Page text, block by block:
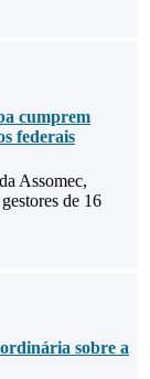
cumprem
federais
Assomec,
de 16
sobre a